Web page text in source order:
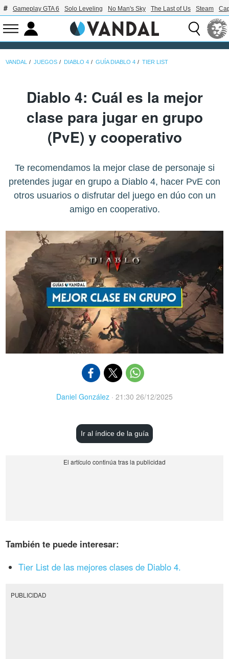
Gameplay GTA 6 Solo Leveling No Man's Sky The Last of Us Steam
VANDAL JUEGOS DIABLO 4 GUÍA DIABLO 4 TIER LIST
Diablo 4: Cuál es la mejor
clase para jugar en grupo
(PvE) y cooperativo
Te recomendamos la mejor clase de personaje si
pretendes jugar en grupo a Diablo 4, hacer PvE con
otros usuarios o disfrutar del juego en dúo con un
amigo en cooperativo.
Daniel González · 21:30 26/12/2025
Ir al índice de la guía
También te puede interesar:
Tier List de las mejores clases de Diablo 4.
PUBLICIDAD